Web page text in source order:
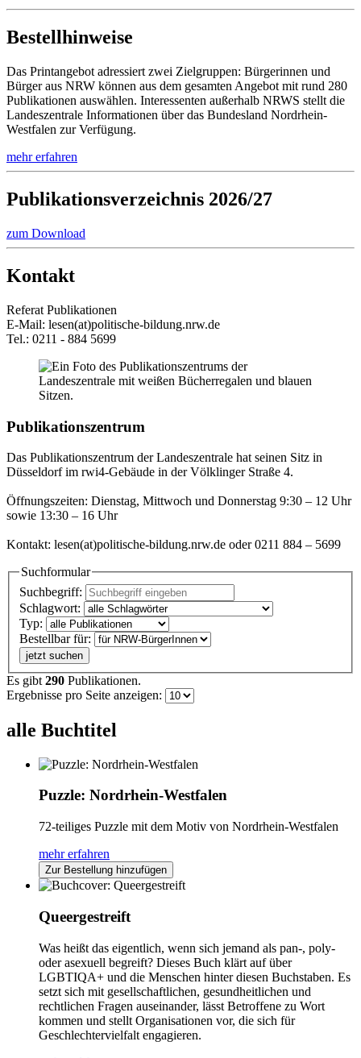
Bestellhinweise
Das Printangebot adressiert zwei Zielgruppen: Bürgerinnen und
Bürger aus NRW können aus dem gesamten Angebot mit rund 280
Publikationen auswählen. Interessenten außerhalb NRWS stellt die
Landeszentrale Informationen über das Bundesland Nordrhein-
Westfalen zur Verfügung.
mehr erfahren
Publikations­verzeichnis 2026/27
zum Download
Kontakt
Referat Publikationen
E-Mail: lesen(at)politische-bildung.nrw.de
Tel.: 0211 - 884 5699
Publikationszentrum
Das Publikationszentrum der Landeszentrale hat seinen Sitz in
Düsseldorf im rwi4-Gebäude in der Völklinger Straße 4.
Öffnungszeiten: Dienstag, Mittwoch und Donnerstag 9:30 – 12 Uhr
sowie 13:30 – 16 Uhr
Kontakt: lesen(at)politische-bildung.nrw.de oder 0211 884 – 5699
Suchformular
Suchbegriff:
Schlagwort:
Typ:
Bestellbar für:
jetzt suchen
Es gibt 290 Publikationen.
Ergebnisse pro Seite anzeigen:
alle Buchtitel
Puzzle: Nordrhein-Westfalen
72-teiliges Puzzle mit dem Motiv von Nordrhein-Westfalen
mehr erfahren
Zur Bestellung hinzufügen
Queergestreift
Was heißt das eigentlich, wenn sich jemand als pan-, poly-
oder asexuell begreift? Dieses Buch klärt auf über
LGBTIQA+ und die Menschen hinter diesen Buchstaben. Es
setzt sich mit gesellschaftlichen, gesundheitlichen und
rechtlichen Fragen auseinander, lässt Betroffene zu Wort
kommen und stellt Organisationen vor, die sich für
Geschlechtervielfalt engagieren.